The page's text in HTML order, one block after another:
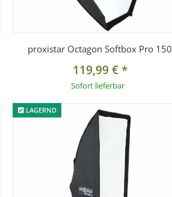
proxistar Octagon Softbox Pro 150
119,99 €*
Sofort lieferbar
LAGERND